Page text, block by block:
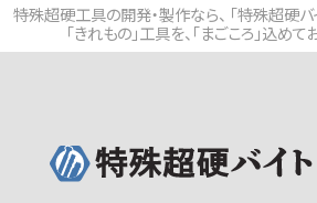
特殊超硬工具の開発・製作なら、 「特殊超硬バ
「きれもの」工具を、「まごころ」込め